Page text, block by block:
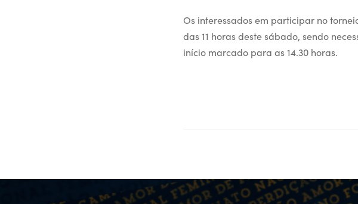
Os interessados em participar no
das 11 horas deste sábado, sendo
início marcado para as 14.30 horas.